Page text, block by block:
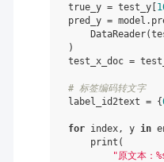
true_y = test_y [
pred_y = model .
DataReader(
)
test_x_doc =
# 标签编码转文字
label_id2text = {
for index, y in
print (
"原文本：